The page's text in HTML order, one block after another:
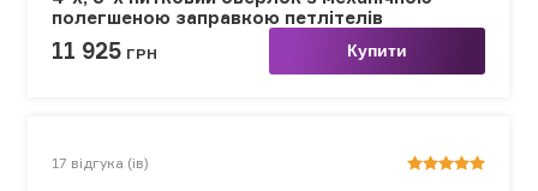
полегшеною заправкою петлітелів
11 925 ГРН Купити
17 відгука (ів)